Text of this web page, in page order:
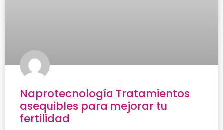
Naprotecnología Tratamientos
asequibles para mejorar tu
fertilidad